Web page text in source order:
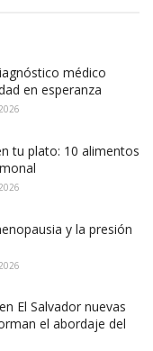
médico
en esperanza
tu plato: 10 alimentos
y la presión
El Salvador nuevas
el abordaje del